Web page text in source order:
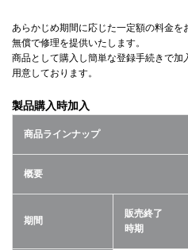
あらかじめ期間に応じた一定額の料金
無償で修理を提供いたします。
商品として購入し簡単な登録手続きで
用意しております。
製品購入時加入
商品ラインナップ
概要
期間
販売終了
時期